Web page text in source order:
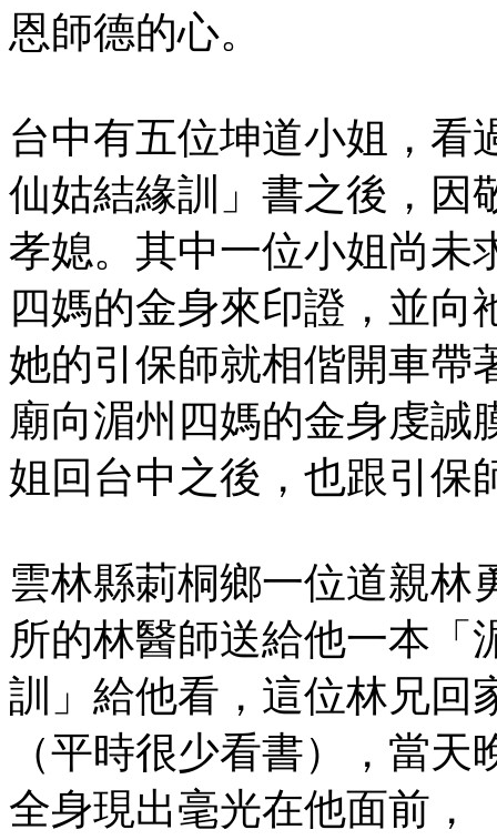
恩師德的心。
台中有五位坤道小姐，
仙姑結緣訓」書之後，因
孝媳。其中一位小姐尚未
四媽的金身來印證，並向
她的引保師就相偕開車帶
廟向湄州四媽的金身虔誠
姐回台中之後，也跟引保
雲林縣莿桐鄉一位道親林
所的林醫師送給他一本
訓」給他看，這位林兄回
（平時很少看書），當
全身現出毫光在他面前，